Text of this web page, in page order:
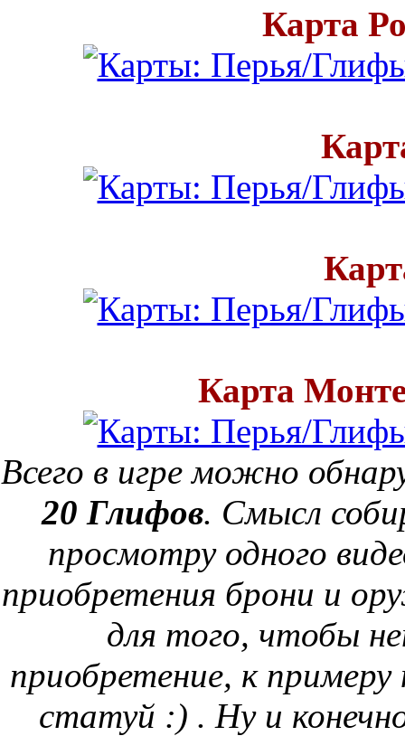
Карта
Карта
Всего в игре можно
20 Глифов. Смысл
просмотру одного
приобретения брони и
для того, чтобы
приобретение, к примеру
статуй :) . Ну и